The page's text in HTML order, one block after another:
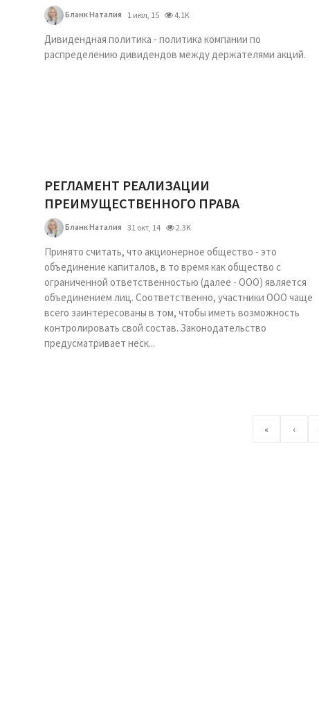
Бланк Наталия 1 июл, 15 4.1K
Дивидендная политика - политика компании по
распределению дивидендов между держателями акций.
РЕГЛАМЕНТ РЕАЛИЗАЦИИ
ПРЕИМУЩЕСТВЕННОГО ПРАВА
Бланк Наталия 31 окт, 14 2.3K
Принято считать, что акционерное общество - это
объединение капиталов, в то время как общество с
ограниченной ответственностью (далее - ООО) является
объединением лиц. Соответственно, участники ООО чаще
всего заинтересованы в том, чтобы иметь возможность
контролировать свой состав. Законодательство
предусматривает неск...
« ‹